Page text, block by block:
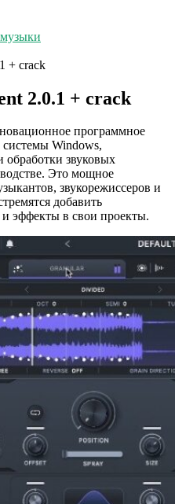
+ crack
2.0.1 + crack
программное
Windows,
обработки звуковых
Это мощное
звукорежиссеров и
добавить
эффекты в свои проекты.